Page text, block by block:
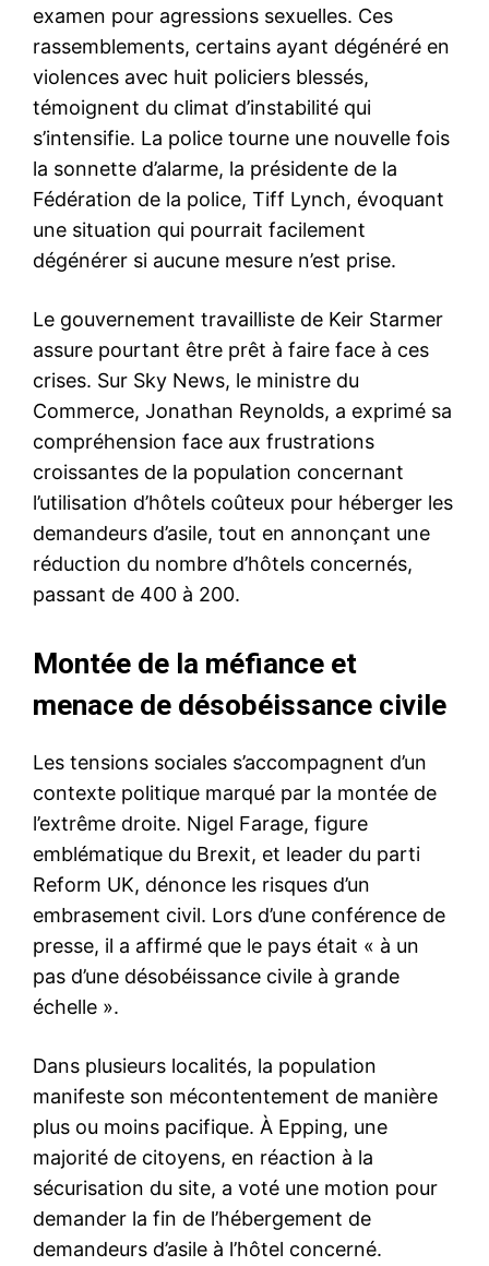
examen pour agressions sexuelles. Ces
rassemblements, certains ayant dégénéré en
violences avec huit policiers blessés,
témoignent du climat d’instabilité qui
s’intensifie. La police tourne une nouvelle fois
la sonnette d’alarme, la présidente de la
Fédération de la police, Tiff Lynch, évoquant
une situation qui pourrait facilement
dégénérer si aucune mesure n’est prise.
Le gouvernement travailliste de Keir Starmer
assure pourtant être prêt à faire face à ces
crises. Sur Sky News, le ministre du
Commerce, Jonathan Reynolds, a exprimé sa
compréhension face aux frustrations
croissantes de la population concernant
l’utilisation d’hôtels coûteux pour héberger les
demandeurs d’asile, tout en annonçant une
réduction du nombre d’hôtels concernés,
passant de 400 à 200.
Montée de la méfiance et
menace de désobéissance civile
Les tensions sociales s’accompagnent d’un
contexte politique marqué par la montée de
l’extrême droite. Nigel Farage, figure
emblématique du Brexit, et leader du parti
Reform UK, dénonce les risques d’un
embrasement civil. Lors d’une conférence de
presse, il a affirmé que le pays était « à un
pas d’une désobéissance civile à grande
échelle ».
Dans plusieurs localités, la population
manifeste son mécontentement de manière
plus ou moins pacifique. À Epping, une
majorité de citoyens, en réaction à la
sécurisation du site, a voté une motion pour
demander la fin de l’hébergement de
demandeurs d’asile à l’hôtel concerné.